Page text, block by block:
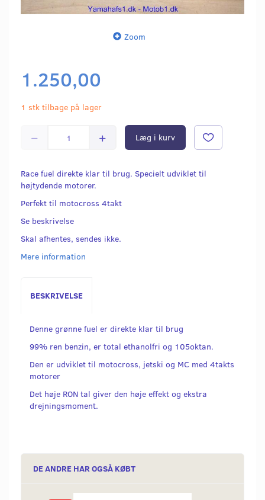
Zoom
1.250,00
1 stk tilbage på lager
Læg i kurv
Race fuel direkte klar til brug. Specielt udviklet til
højtydende motorer.
Perfekt til motocross 4takt
Se beskrivelse
Skal afhentes, sendes ikke.
Mere information
BESKRIVELSE
Denne grønne fuel er direkte klar til brug
99% ren benzin, er total ethanolfri og 105oktan.
Den er udviklet til motocross, jetski og MC med 4takts
motorer
Det høje RON tal giver den høje effekt og ekstra
drejningsmoment.
DE ANDRE HAR OGSÅ KØBT